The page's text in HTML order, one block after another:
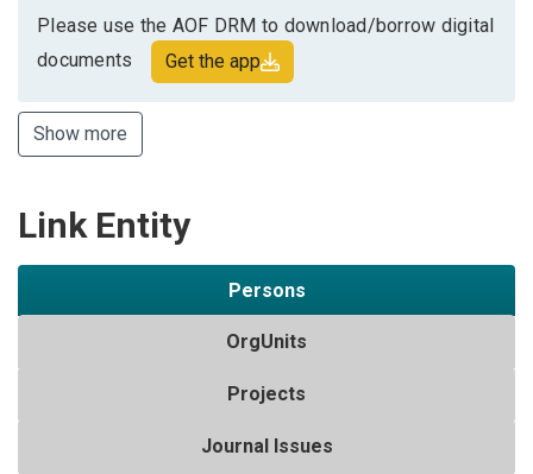
Please use the AOF DRM to download/borrow digital
documents
Get the app
Show more
Link Entity
Persons
OrgUnits
Projects
Journal Issues